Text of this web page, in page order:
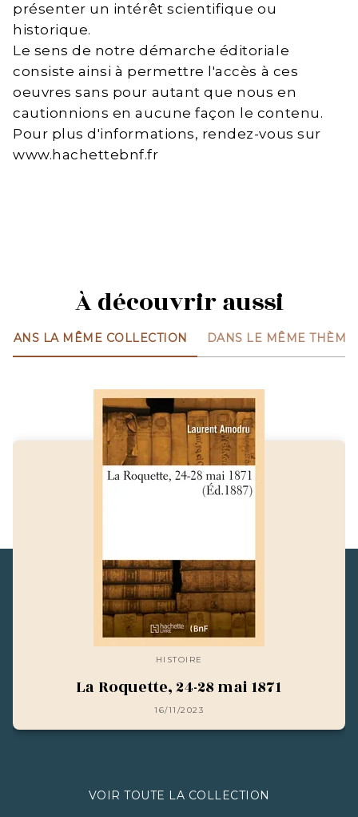
présenter un intérêt scientifique ou
historique.
Le sens de notre démarche éditoriale
consiste ainsi à permettre l'accès à ces
oeuvres sans pour autant que nous en
cautionnions en aucune façon le contenu.
Pour plus d'informations, rendez-vous sur
www.hachettebnf.fr
À découvrir aussi
DANS LA MÊME COLLECTION DANS LE MÊME THÈME
HISTOIRE
La Roquette, 24-28 mai 1871
16/11/2023
VOIR TOUTE LA COLLECTION